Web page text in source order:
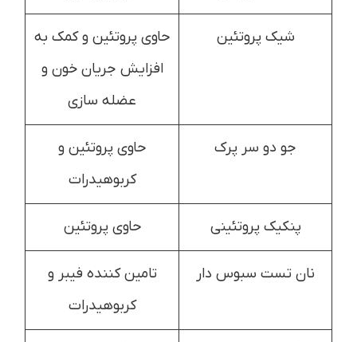
شیک پروتئین
حاوی پروتئین و کمک به
افزایش جریان خون و
عضله سازی
جو دو سر پرک
حاوی پروتئین و
کربوهیدرات
پنکیک پروتئینی حاوی پروتئین
نان تست سبوس دار
تامین کننده فیبر و
کربوهیدرات